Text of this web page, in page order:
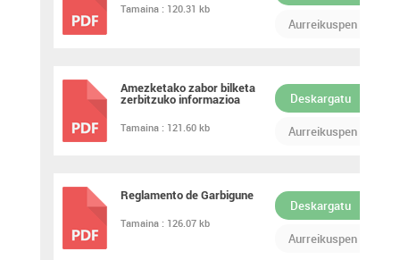
PDF
Tamaina : 120.31 kb
Aurreikuspen
PDF
Amezketako zabor bilketa
zerbitzuko informazioa
Tamaina : 121.60 kb
Deskargatu
Aurreikuspen
PDF
Reglamento de Garbigune
Tamaina : 126.07 kb
Deskargatu
Aurreikuspen